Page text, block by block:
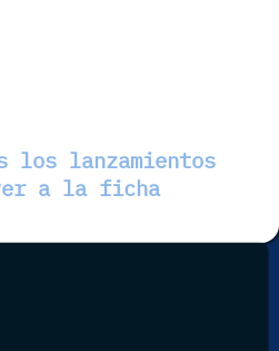
los lanzamientos
a la ficha